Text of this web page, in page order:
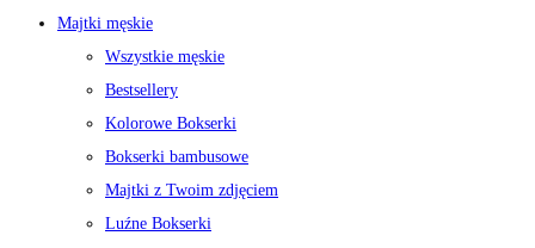
Majtki męskie
Wszystkie męskie
Bestsellery
Kolorowe Bokserki
Bokserki bambusowe
Majtki z Twoim zdjęciem
Luźne Bokserki